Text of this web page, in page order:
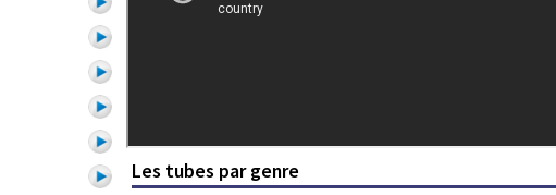
Les tubes par genre